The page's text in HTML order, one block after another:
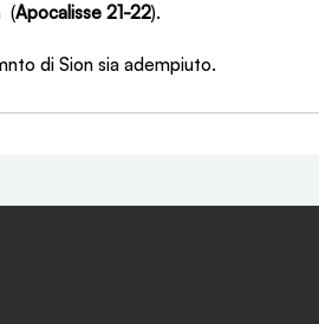
(Apocalisse 21-22).
di Sion sia adempiuto.